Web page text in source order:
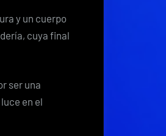
y un cuerpo
cuya final
ser una
en el